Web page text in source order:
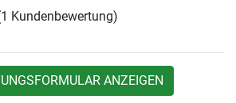
Kundenbewertung)
ANZEIGEN